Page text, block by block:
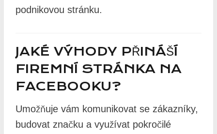
podnikovou stránku.
JAKÉ VÝHODY PŘINÁŠÍ
FIREMNÍ STRÁNKA NA
FACEBOOKU?
Umožňuje vám komunikovat se zákazníky,
budovat značku a využívat pokročilé